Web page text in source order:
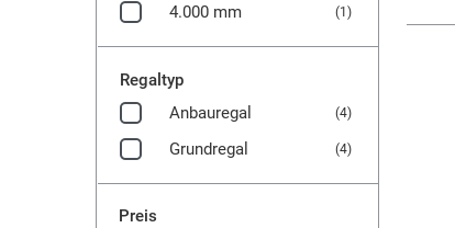
4.000 mm (1)
Regaltyp
Anbauregal
(4)
Grundregal (4)
Preis